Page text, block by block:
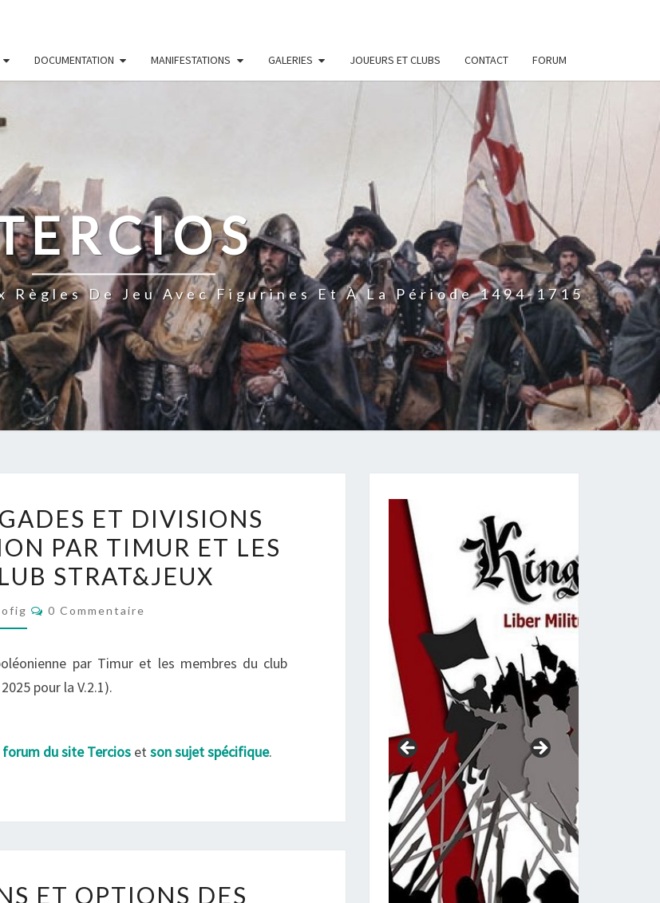
DOCUMENTATION MANIFESTATIONS GALERIES JOUEURS ET CLUBS CONTACT FORUM
Règles De Jeu Avec Figurines Et À La Période 1494-1715
MILITUM-
BRIGADES
ET
(V2.1),
ADAPTATION
PAR
LES
ET DIVISIONS
PAR TIMUR ET LES
STRAT&JEUX
Commentaires
0 Commentaire
par Timur et les membres du club
pour la V.2.1).
forum du site Tercios etson sujet spécifique.
ET OPTIONS DES